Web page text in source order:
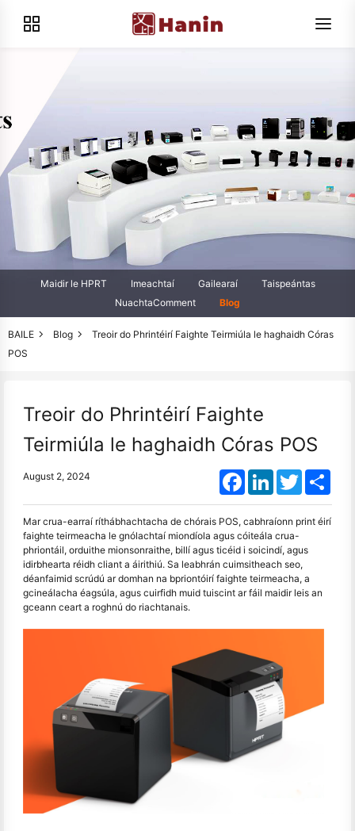
Maidir le HPRT Imeachtaí Gailearaí
Taispeántas
NuachtaComment
Blog
BAILE Blog
Treoir do Phrintéirí Faighte Teirmiúla le haghaidh Córas
POS
Treoir do Phrintéirí Faighte
Teirmiúla le haghaidh Córas POS
August 2, 2024 FacebookLinkedInTwitter
Mar crua-earraí ríthábhachtacha de chórais POS, cabhraíonn print éirí
faighte teirmeacha le gnólachtaí miondíola agus cóiteála crua-
phriontáil, orduithe mionsonraithe, billí agus ticéid i soicindí, agus
idirbhearta réidh cliant a áirithiú. Sa leabhrán cuimsitheach seo,
déanfaimid scrúdú ar domhan na bpriontóirí faighte teirmeacha, a
gcineálacha éagsúla, agus cuirfidh muid tuiscint ar fáil maidir leis an
gceann ceart a roghnú do riachtanais.